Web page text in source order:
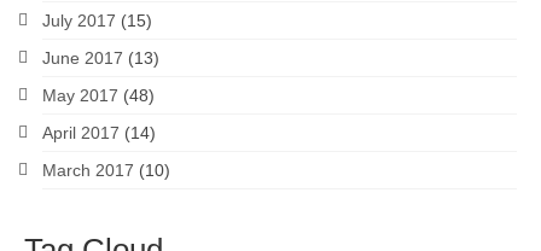
July 2017 (15)
June 2017 (13)
May 2017 (48)
April 2017 (14)
March 2017 (10)